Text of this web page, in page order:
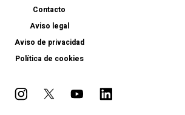
Contacto
Aviso legal
Aviso de privacidad
Política de cookies